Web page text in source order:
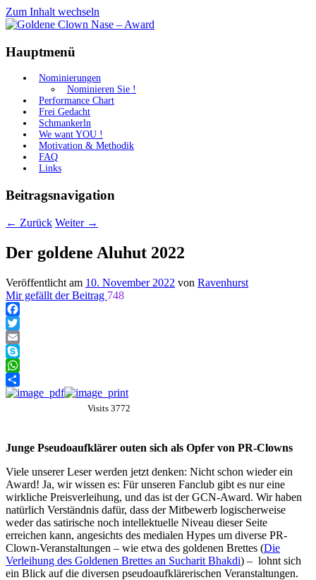
Zum Inhalt wechseln
Goldene Clown Nase – Award
der Bevölkerung
Hauptmenü
Nominierungen
Nominieren Sie !
Performance Chart
Frei Gedacht
Schmankerln
We want YOU !
Motivation & Methodik
FAQ
Links
Beitragsnavigation
← Zurück Weiter →
Der goldene Aluhut 2022
Veröffentlicht am 10. November 2022 von Ravenhurst
Mir gefällt der Beitrag 748
Facebook
Twitter
Email
Skype
WhatsApp
Teilen
Visits 3772
Junge Pseudoaufklärer outen sich als Opfer von PR-Clowns
Viele unserer Leser werden jetzt denken: Nicht schon wieder ein
Award! Ja, wir wissen es: Für unseren Fanclub gibt es nur eine
wirkliche Preisverleihung, und das ist der GCN-Award. Wir haben
natürlich Verständnis dafür, dass der Mitbewerb logischerweise
weder das satirische noch intellektuelle Niveau dieser Seite
erreichen kann, angesichts des medialen Hypes um diverse PR-
Clown-Veranstaltungen – wie etwa des goldenen Brettes (Die
Verleihung des Goldenen Brettes an Sucharit Bhakdi) – lohnt sich
ein Blick auf die diversen pseudoaufklärerischen Veranstaltungen.